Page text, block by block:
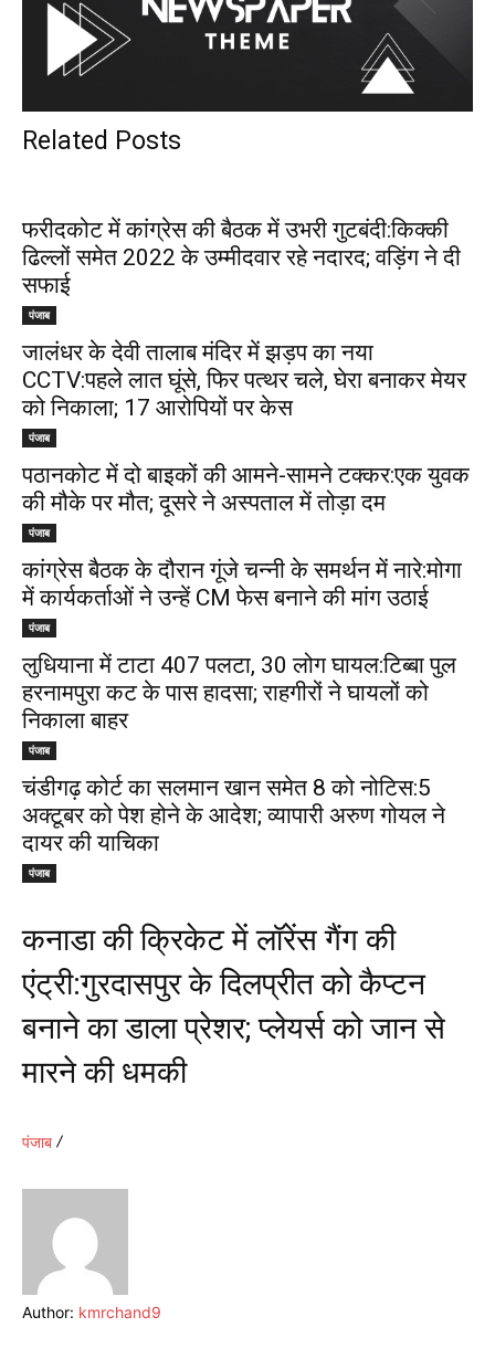
Related Posts
फरीदकोट में कांग्रेस की बैठक में उभरी गुटबंदी:किक्की
ढिल्लों समेत 2022 के उम्मीदवार रहे नदारद; वड़िंग ने दी
सफाई
पंजाब
जालंधर के देवी तालाब मंदिर में झड़प का नया
CCTV:पहले लात घूंसे, फिर पत्थर चले, घेरा बनाकर मेयर
को निकाला; 17 आरोपियों पर केस
पंजाब
पठानकोट में दो बाइकों की आमने-सामने टक्कर:एक युवक
की मौके पर मौत; दूसरे ने अस्पताल में तोड़ा दम
पंजाब
कांग्रेस बैठक के दौरान गूंजे चन्नी के समर्थन में नारे:मोगा
में कार्यकर्ताओं ने उन्हें CM फेस बनाने की मांग उठाई
पंजाब
लुधियाना में टाटा 407 पलटा, 30 लोग घायल:टिब्बा पुल
हरनामपुरा कट के पास हादसा; राहगीरों ने घायलों को
निकाला बाहर
पंजाब
चंडीगढ़ कोर्ट का सलमान खान समेत 8 को नोटिस:5
अक्टूबर को पेश होने के आदेश; व्यापारी अरुण गोयल ने
दायर की याचिका
पंजाब
कनाडा की क्रिकेट में लॉरेंस गैंग की
एंट्री:गुरदासपुर के दिलप्रीत को कैप्टन
बनाने का डाला प्रेशर; प्लेयर्स को जान से
मारने की धमकी
पंजाब
Author: kmrchand9